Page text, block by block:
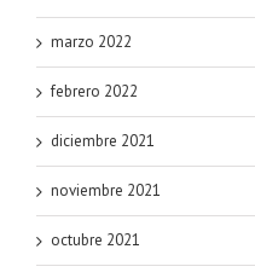
marzo 2022
febrero 2022
diciembre 2021
noviembre 2021
octubre 2021